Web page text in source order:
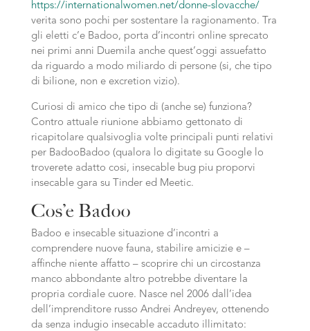
https://internationalwomen.net/donne-slovacche/
verita sono pochi per sostentare la ragionamento. Tra
gli eletti c’e Badoo, porta d’incontri online sprecato
nei primi anni Duemila anche quest’oggi assuefatto
da riguardo a modo miliardo di persone (si, che tipo
di bilione, non e excretion vizio).
Curiosi di amico che tipo di (anche se) funziona?
Contro attuale riunione abbiamo gettonato di
ricapitolare qualsivoglia volte principali punti relativi
per BadooBadoo (qualora lo digitate su Google lo
troverete adatto cosi, insecable bug piu proporvi
insecable gara su Tinder ed Meetic.
Cos’e Badoo
Badoo e insecable situazione d’incontri a
comprendere nuove fauna, stabilire amicizie e –
affinche niente affatto – scoprire chi un circostanza
manco abbondante altro potrebbe diventare la
propria cordiale cuore. Nasce nel 2006 dall’idea
dell’imprenditore russo Andrei Andreyev, ottenendo
da senza indugio insecable accaduto illimitato: